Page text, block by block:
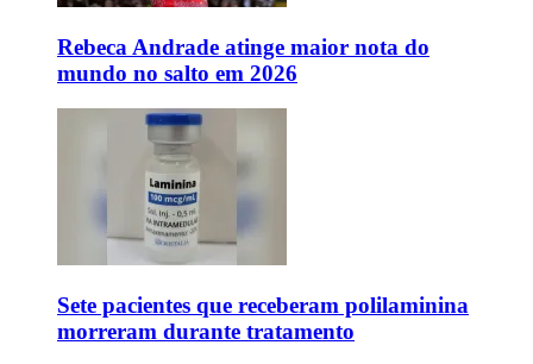
Rebeca Andrade atinge maior nota do
mundo no salto em 2026
Sete pacientes que receberam polilaminina
morreram durante tratamento